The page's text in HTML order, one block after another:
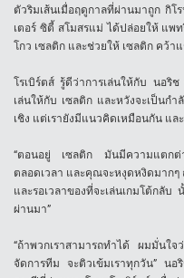
ตัวริมเส้นเมื่อฤดูกาลที่ผ่านมาถูก กิ
เตอร์ ซิตี้ สโมสรแม่ ได้ปล่อยให้ แพ
โกว เซลติก และช่วยให้ เซลติก คว้
โรเบิร์ตส์ รู้ดีว่าการเล่นให้กับ นอ
เล่นให้กับ เซลติก และหวังจะเป็นก
เชิง แต่เรายังมีแนวคิดเหมือนกัน แล
“ตอนอยู่ เซลติก มันมีความแตกต่า
ตลอดเวลา และคุณจะหงุดหงิดมาก
และรอเวลาของที่จะเล่นเกมโต้กลั
ผ่านมา”
“ถ้าพวกเราสามารถทำได้ ผมมั่นใ
จัดการทีม จะติวเข้มเราทุกวัน” นอ